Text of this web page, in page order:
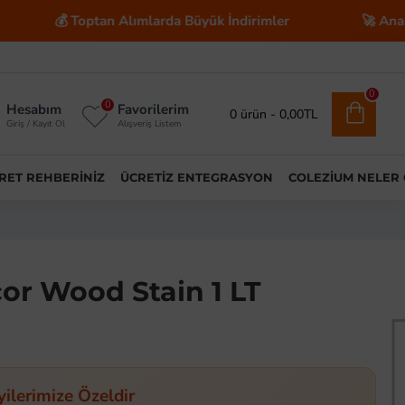
💰 Toptan Alımlarda Büyük İndirimler 🚀 Anahtar
Hesabım
Giriş / Kayıt Ol
Favorilerim
Alışveriş Listem
0
0 ürün - 0,00TL
0
REHBERINIZ ÜCRETIZ ENTEGRASYON COLEZIUM NELER
Wood Stain 1 LT
Özeldir